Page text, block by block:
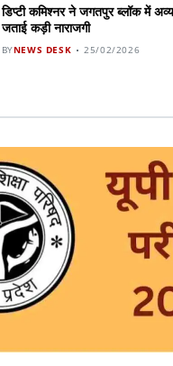
डिप्टी कमिश्नर ने जगतपुर ब्लॉक में
जताई कड़ी नाराजगी
BYNEWS DESK 25/02/2026